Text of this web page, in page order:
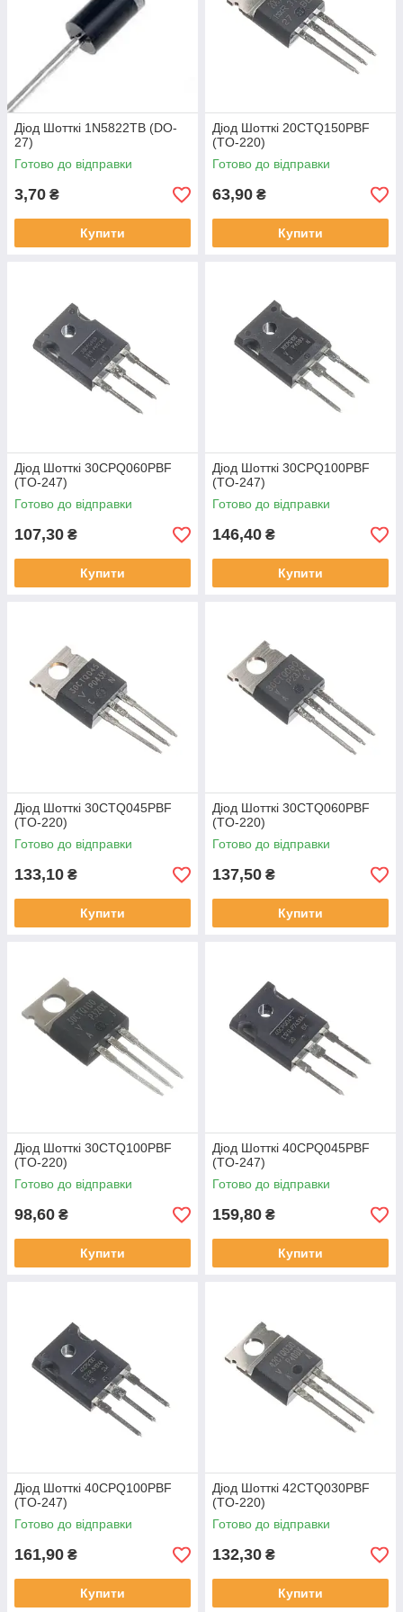
Діод Шотткі 1N5822TB (DO-
27)
Готово до відправки
3,70 ₴
Купити
Діод Шотткі 20CTQ150PBF
(TO-220)
Готово до відправки
63,90 ₴
Купити
Діод Шотткі 30CPQ060PBF
(TO-247)
Готово до відправки
107,30 ₴
Купити
Діод Шотткі 30CPQ100PBF
(TO-247)
Готово до відправки
146,40 ₴
Купити
Діод Шотткі 30CTQ045PBF
(TO-220)
Готово до відправки
133,10 ₴
Купити
Діод Шотткі 30CTQ060PBF
(TO-220)
Готово до відправки
137,50 ₴
Купити
Діод Шотткі 30CTQ100PBF
(TO-220)
Готово до відправки
98,60 ₴
Купити
Діод Шотткі 40CPQ045PBF
(TO-247)
Готово до відправки
159,80 ₴
Купити
Діод Шотткі 40CPQ100PBF
(TO-247)
Готово до відправки
161,90 ₴
Купити
Діод Шотткі 42CTQ030PBF
(TO-220)
Готово до відправки
132,30 ₴
Купити